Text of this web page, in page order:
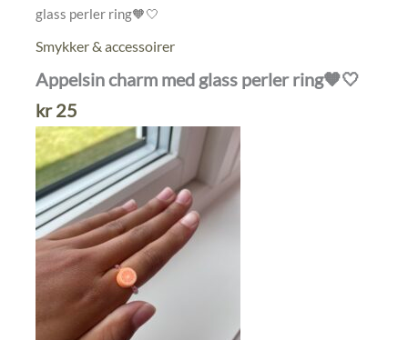
glass perler ring🧡🤍
Smykker & accessoirer
Appelsin charm med glass perler ring🧡🤍
kr25